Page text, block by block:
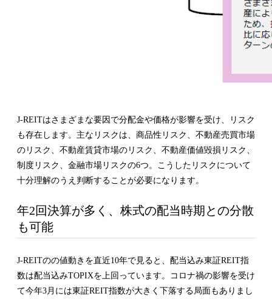
J-REITはさまざまな要因で分配金や価格が影響を受け、リスク
も存在します。主なリスクは、商品性リスク、不動産売買市場
のリスク、不動産賃貸市場のリスク、不動産価値毀損リスク、
制度リスク、金融市場リスクの6つ。こうしたリスクについて
十分理解のうえ判断することが必要になります。
年2回決算が多く、株式の配当時期との分散
も可能
J-REITのの値動きを直近10年で見ると、配当込み東証REIT指
数は配当込みTOPIXを上回っています。コロナ禍の影響を受け
て今年3月には東証REIT指数が大きく下落する局面もありまし